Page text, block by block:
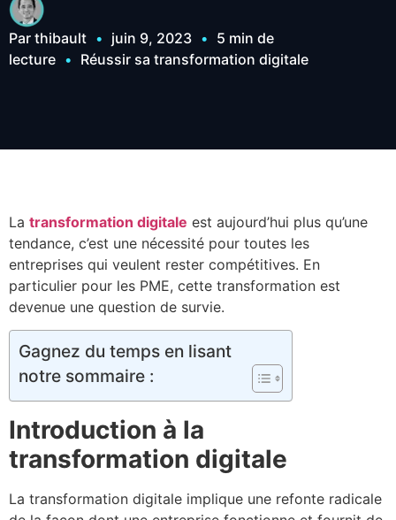
Par thibault • juin 9, 2023 • 5 min de
lecture • Réussir sa transformation digitale
La transformation digitale est aujourd’hui plus qu’une
tendance, c’est une nécessité pour toutes les
entreprises qui veulent rester compétitives. En
particulier pour les PME, cette transformation est
devenue une question de survie.
Gagnez du temps en lisant
notre sommaire :
Introduction à la
transformation digitale
La transformation digitale implique une refonte radicale